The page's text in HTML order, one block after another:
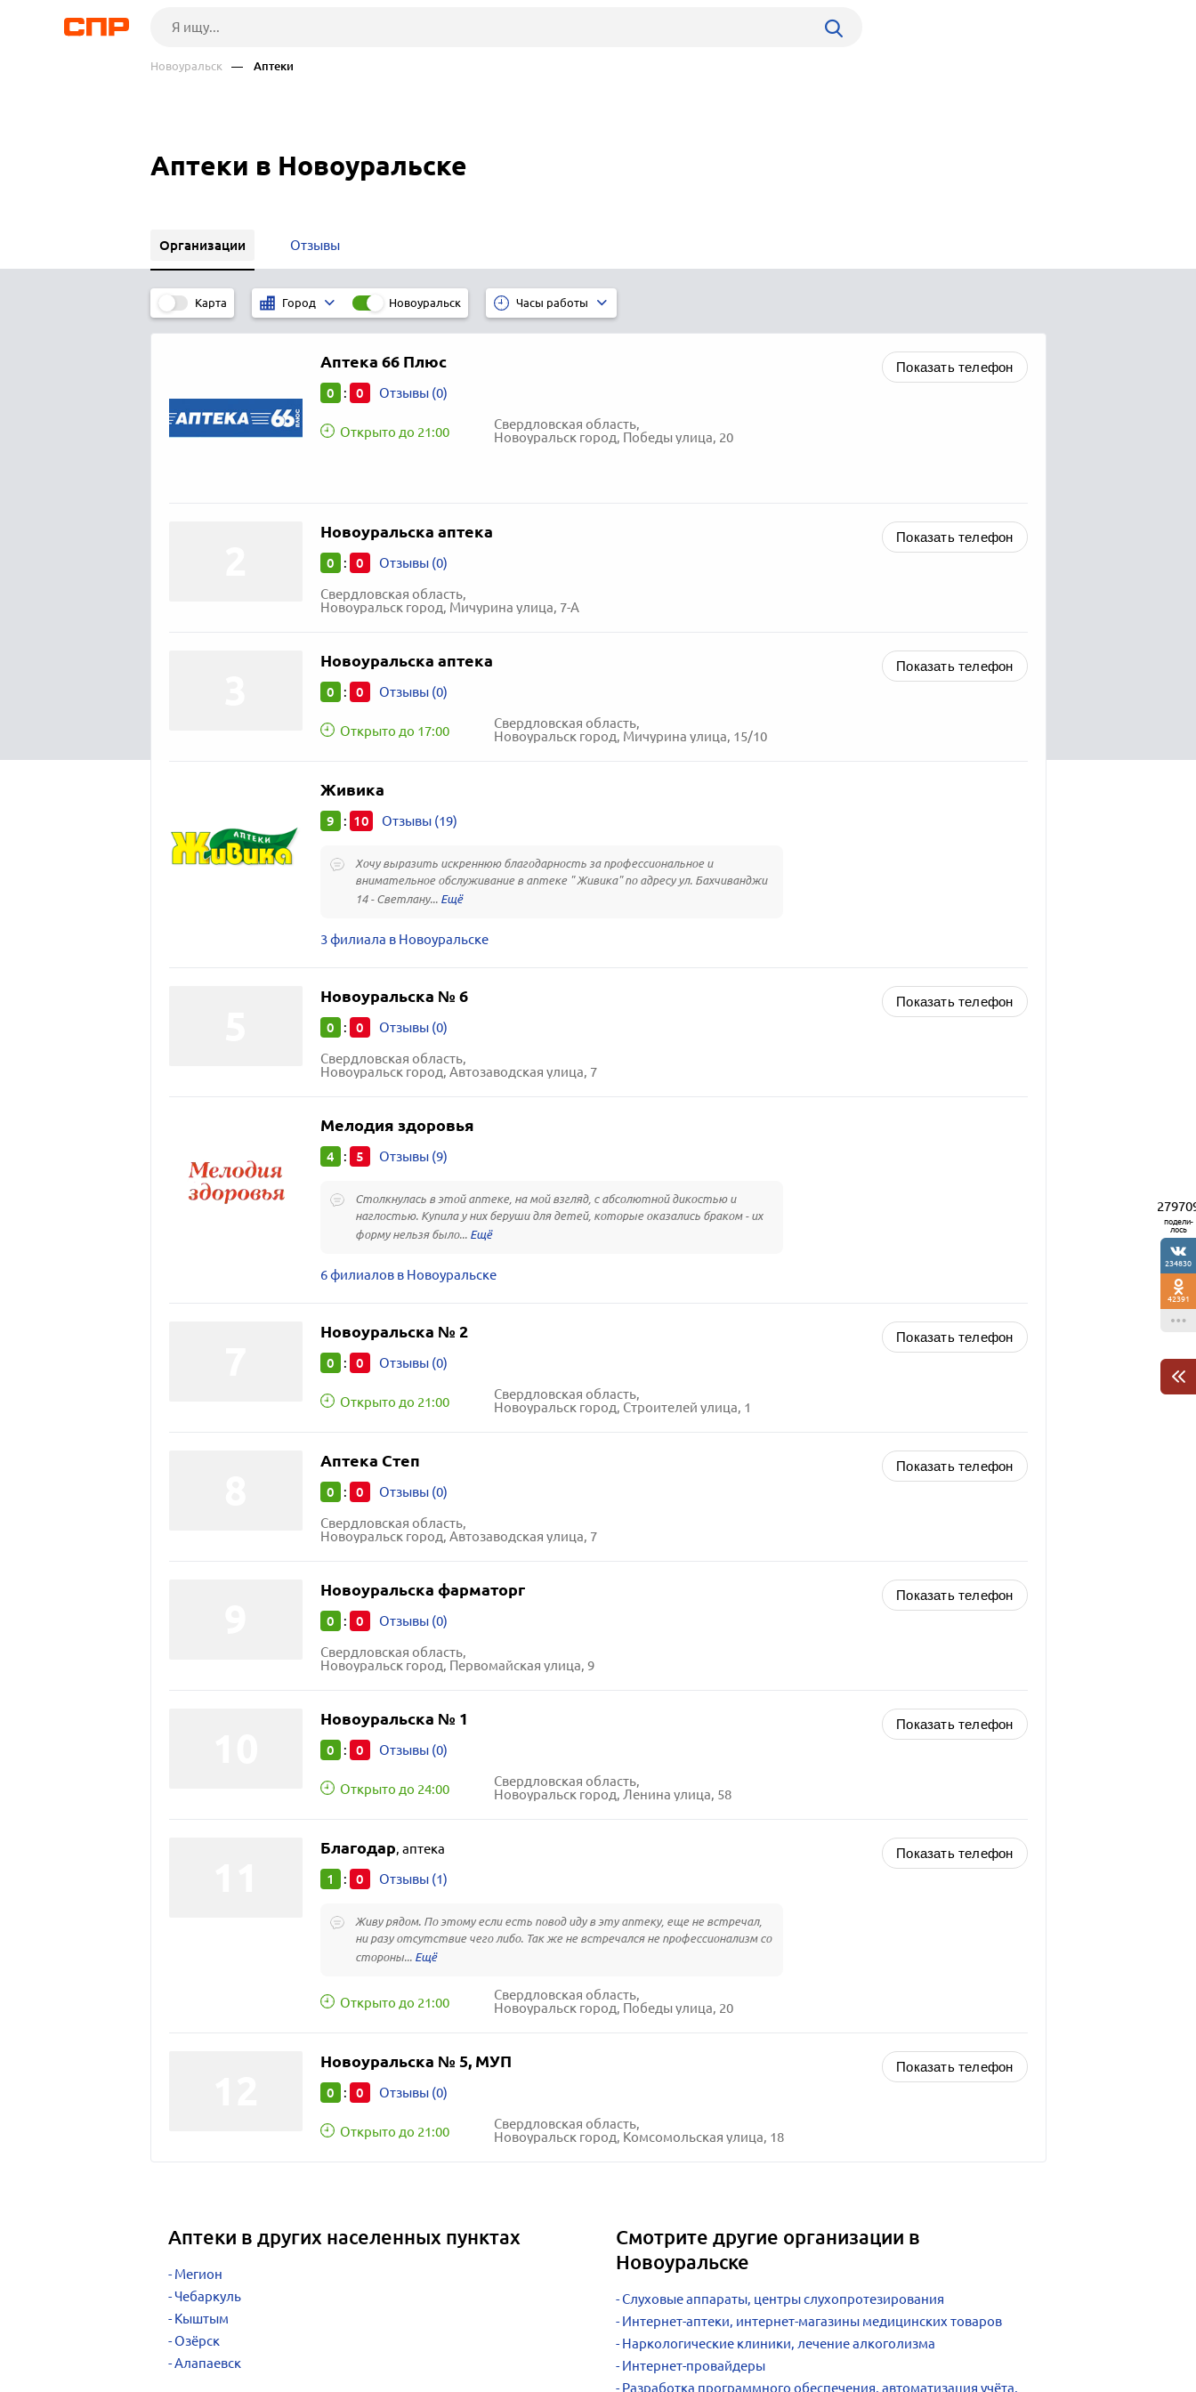
Новоуральск — Аптеки
Аптеки в Новоуральске
Организации Отзывы
Карта Город Новоуральск Часы работы
Аптека 66 Плюс
0 : 0 Отзывы (0)
Открыто до 21:00
Свердловская область,
Новоуральск город, Победы улица, 20
Показать телефон
Новоуральска аптека
0 : 0 Отзывы (0)
Свердловская область,
Новоуральск город, Мичурина улица, 7-А
Показать телефон
Новоуральска аптека
0 : 0 Отзывы (0)
Открыто до 17:00
Свердловская область,
Новоуральск город, Мичурина улица, 15/10
Показать телефон
Живика
9 : 10 Отзывы (19)
Хочу выразить искреннюю благодарность за профессиональное и
внимательное обслуживание в аптеке " Живика" по адресу ул. Бахчиванджи
14 - Светлану...
3 филиала в Новоуральске
Новоуральска № 6
0 : 0 Отзывы (0)
Свердловская область,
Новоуральск город, Автозаводская улица, 7
Показать телефон
Мелодия здоровья
4 : 5 Отзывы (9)
Столкнулась в этой аптеке, на мой взгляд, с абсолютной дикостью и
наглостью. Купила у них беруши для детей, которые оказались браком - их
форму нельзя было...
6 филиалов в Новоуральске
Новоуральска № 2
0 : 0 Отзывы (0)
Открыто до 21:00
Свердловская область,
Новоуральск город, Строителей улица, 1
Показать телефон
Аптека Степ
0 : 0 Отзывы (0)
Свердловская область,
Новоуральск город, Автозаводская улица, 7
Показать телефон
Новоуральска фарматорг
0 : 0 Отзывы (0)
Свердловская область,
Новоуральск город, Первомайская улица, 9
Показать телефон
Новоуральска № 1
0 : 0 Отзывы (0)
Открыто до 24:00
Свердловская область,
Новоуральск город, Ленина улица, 58
Показать телефон
Благодар, аптека
1 : 0 Отзывы (1)
Живу рядом. По этому если есть повод иду в эту аптеку, еще не встречал,
ни разу отсутствие чего либо. Так же не встречался не профессионализм со
стороны...
Открыто до 21:00
Свердловская область,
Новоуральск город, Победы улица, 20
Показать телефон
Новоуральска № 5, МУП
0 : 0 Отзывы (0)
Открыто до 21:00
Свердловская область,
Новоуральск город, Комсомольская улица, 18
Показать телефон
Аптеки в других населенных пунктах
Мегион
Чебаркуль
Кыштым
Озёрск
Алапаевск
Смотрите другие организации в
Новоуральске
Слуховые аппараты, центры слухопротезирования
Интернет-аптеки, интернет-магазины медицинских товаров
Наркологические клиники, лечение алкоголизма
Интернет-провайдеры
Разработка программного обеспечения, автоматизация учёта,
подели-
лось
234830
42391